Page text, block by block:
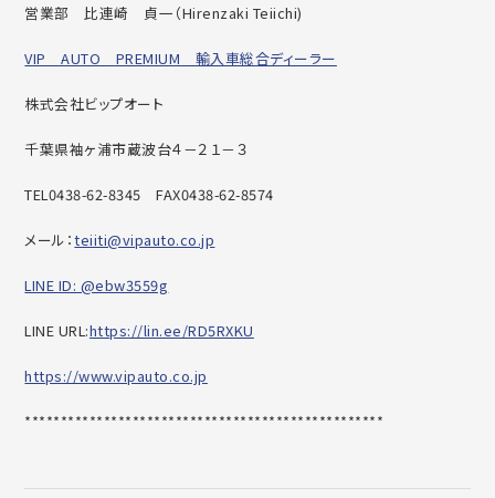
営業部 比連崎 貞一（Hirenzaki Teiichi)
VIP AUTO PREMIUM 輸入車総合ディーラー
株式会社ビップオート
千葉県袖ヶ浦市蔵波台４－２１－３
TEL0438-62-8345 FAX0438-62-8574
メール：teiiti@vipauto.co.jp
LINE ID: @ebw3559g
LINE URL:https://lin.ee/RD5RXKU
https://www.vipauto.co.jp
**************************************************